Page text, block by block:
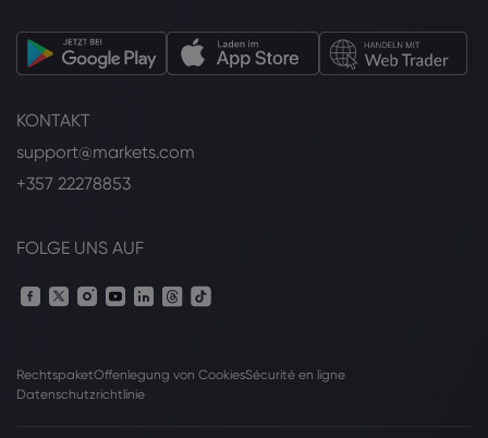
KONTAKT
support@markets.com
+357 22278853
FOLGE UNS AUF
RechtspaketOffenlegung von CookiesSécurité en ligne
Datenschutzrichtlinie